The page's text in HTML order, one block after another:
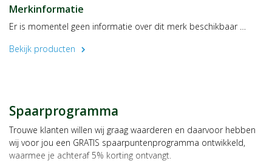
Merkinformatie
Er is momentel geen informatie over dit merk beschikbaar …
Bekijk producten
chevron_right
Spaarprogramma
Trouwe klanten willen wij graag waarderen en daarvoor hebben
wij voor jou een GRATIS spaarpuntenprogramma ontwikkeld,
waarmee je achteraf 5% korting ontvangt.